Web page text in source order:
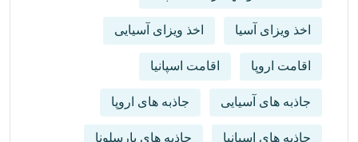
اخذ ویزای آسیا اخذ ویزای آسیایی
اقامت اروپا اقامت اسپانیا
جاذبه های آسیایی جاذبه های اروپا
جاذبه های اسپانیا جاذبه های بارسلونا